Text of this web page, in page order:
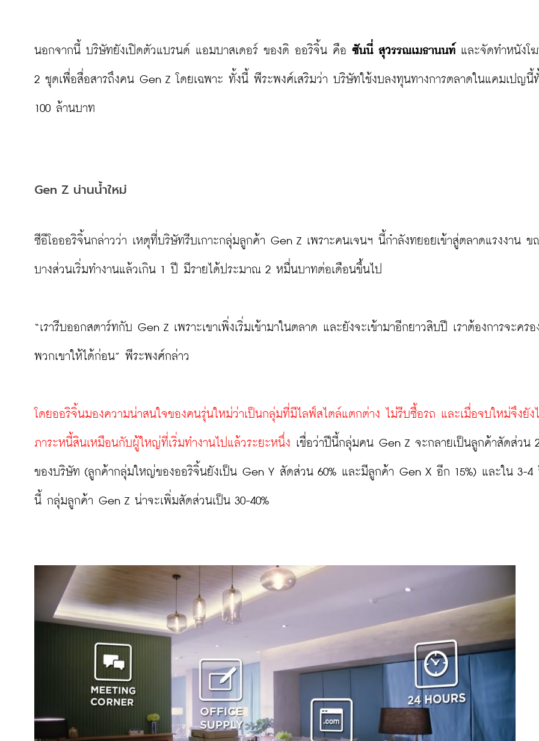
นอกจากนี้ บริษัทยังเปิดตัวแบรนด์ แอมบาสเดอร์ ของดิ ออริจิ้น คือ ซันนี่ สุวรรณเมธานนท์ และจัดทำหนังโ
2 ชุดเพื่อสื่อสารถึงคน Gen Z โดยเฉพาะ ทั้งนี้ พีระพงศ์เสริมว่า บริษัทใช้งบลงทุนทางการตลาดในแคมเปญนี้
100 ล้านบาท
Gen Z น่านน้ำใหม่
ซีอีโอออริจิ้นกล่าวว่า เหตุที่บริษัทรีบเกาะกลุ่มลูกค้า Gen Z เพราะคนเจนฯ นี้กำลังทยอยเข้าสู่ตลาดแรงงาน ข
บางส่วนเริ่มทำงานแล้วเกิน 1 ปี มีรายได้ประมาณ 2 หมื่นบาทต่อเดือนขึ้นไป
“เรารีบออกสตาร์ทกับ Gen Z เพราะเขาเพิ่งเริ่มเข้ามาในตลาด และยังจะเข้ามาอีกยาวสิบปี เราต้องการจะครอ
พวกเขาให้ได้ก่อน” พีระพงศ์กล่าว
โดยออริจิ้นมองความน่าสนใจของคนรุ่นใหม่ว่าเป็นกลุ่มที่มีไลฟ์สไตล์แตกต่าง ไม่รีบซื้อรถ และเมื่อจบใหม่จึงยัง
ภาระหนี้สินเหมือนกับผู้ใหญ่ที่เริ่มทำงานไปแล้วระยะหนึ่ง เชื่อว่าปีนี้กลุ่มคน Gen Z จะกลายเป็นลูกค้าสัดส่วน
ของบริษัท (ลูกค้ากลุ่มใหญ่ของออริจิ้นยังเป็น Gen Y สัดส่วน 60% และมีลูกค้า Gen X อีก 15%) และใน 3-4
นี้ กลุ่มลูกค้า Gen Z น่าจะเพิ่มสัดส่วนเป็น 30-40%